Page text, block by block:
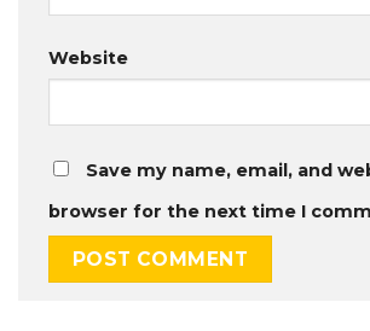
Website
Save my name, email, and
browser for the next time I